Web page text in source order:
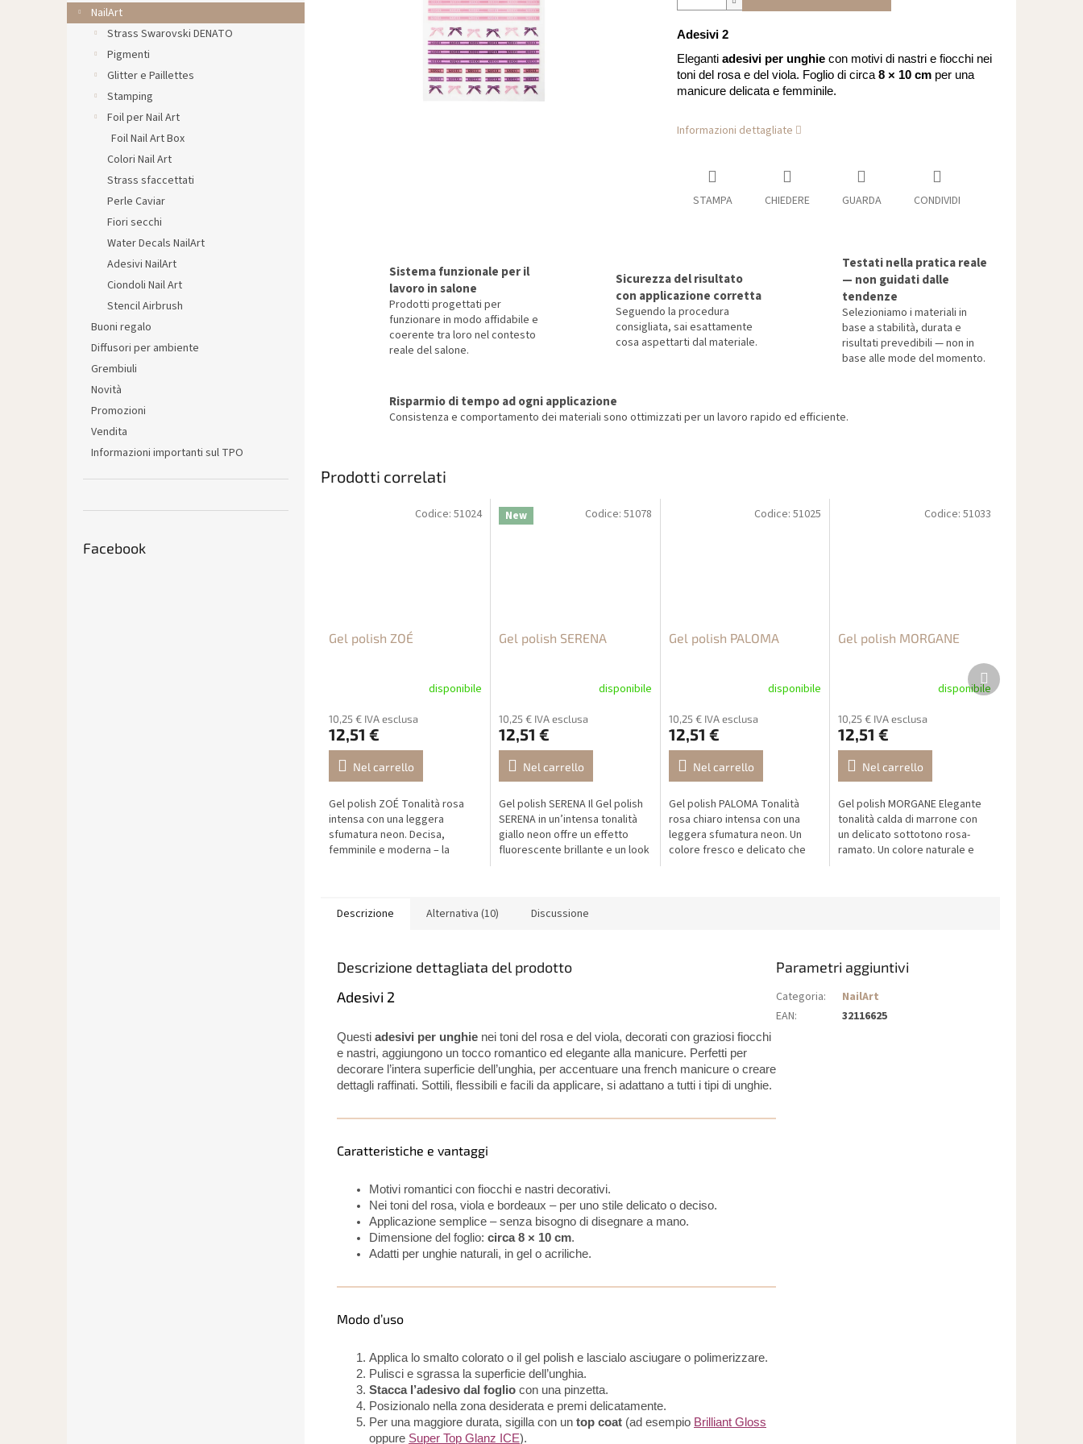
l
e
NailArt
Strass Swarovski DENATO
Pigmenti
Glitter e Paillettes
Stamping
Foil per Nail Art
Foil Nail Art Box
Colori Nail Art
Strass sfaccettati
Perle Caviar
Fiori secchi
Water Decals NailArt
Adesivi NailArt
Ciondoli Nail Art
Stencil Airbrush
Buoni regalo
Diffusori per ambiente
Grembiuli
Novità
Promozioni
Vendita
Informazioni importanti sul TPO
Facebook
Adesivi 2
Eleganti adesivi per unghiecon motivi di nastri e fiocchi nei
toni del rosa e del viola. Foglio di circa8 × 10 cmper una
manicure delicata e femminile.
Informazioni dettagliate
STAMPA CHIEDERE GUARDA CONDIVIDI
Sistema funzionale per il
lavoro in salone
Prodotti progettati per
funzionare in modo affidabile e
coerente tra loro nel contesto
reale del salone.
Sicurezza del risultato
con applicazione corretta
Seguendo la procedura
consigliata, sai esattamente
cosa aspettarti dal materiale.
Testati nella pratica reale
— non guidati dalle
tendenze
Selezioniamo i materiali in
base a stabilità, durata e
risultati prevedibili — non in
base alle mode del momento.
Risparmio di tempo ad ogni applicazione
Consistenza e comportamento dei materiali sono ottimizzati per un lavoro rapido ed efficiente.
Prodotti correlati
Gel polish ZOÉ
disponibile
10,25 € IVA esclusa
12,51 €
Nel carrello
Gel polish ZOÉ Tonalità rosa
intensa con una leggera
sfumatura neon. Decisa,
femminile e moderna – la
Codice: 51024 New
Gel polish SERENA
disponibile
10,25 € IVA esclusa
12,51 €
Nel carrello
Gel polish SERENA Il Gel polish
SERENA in un’intensa tonalità
giallo neon offre un effetto
fluorescente brillante e un look
Codice: 51078
Gel polish PALOMA
disponibile
10,25 € IVA esclusa
12,51 €
Nel carrello
Gel polish PALOMA Tonalità
rosa chiaro intensa con una
leggera sfumatura neon. Un
colore fresco e delicato che
Codice:51025
Gel polish MORGANE
disponibile
10,25 € IVA esclusa
12,51 €
Nel carrello
Gel polish MORGANE Elegante
tonalità calda di marrone con
un delicato sottotono rosa-
ramato. Un colore naturale e
Codice: 51033
Prodotto
successivo
Descrizione Alternativa (10) Discussione
Descrizione dettagliata del prodotto
Adesivi 2
Questi adesivi per unghie nei toni del rosa e del viola, decorati con graziosi fiocchi
e nastri, aggiungono un tocco romantico ed elegante alla manicure. Perfetti per
decorare l’intera superficie dell’unghia, per accentuare una french manicure o creare
dettagli raffinati. Sottili, flessibili e facili da applicare, si adattano a tutti i tipi di unghie.
Caratteristiche e vantaggi
Motivi romantici con fiocchi e nastri decorativi.
Nei toni del rosa, viola e bordeaux – per uno stile delicato o deciso.
Applicazione semplice – senza bisogno di disegnare a mano.
Dimensione del foglio: circa 8 × 10 cm.
Adatti per unghie naturali, in gel o acriliche.
Modo d’uso
Applica lo smalto colorato o il gel polish e lascialo asciugare o polimerizzare.
Pulisci e sgrassa la superficie dell’unghia.
Stacca l’adesivo dal foglio con una pinzetta.
Posizionalo nella zona desiderata e premi delicatamente.
Per una maggiore durata, sigilla con un top coat (ad esempio Brilliant Gloss
oppure Super Top Glanz ICE).
Parametri aggiuntivi
Categoria:
NailArt
EAN: 32116625